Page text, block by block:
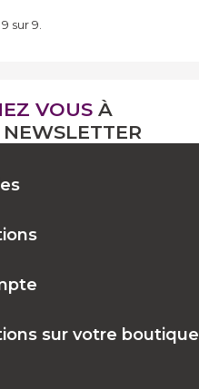
sur 9.
VOUS À
sur votre boutique